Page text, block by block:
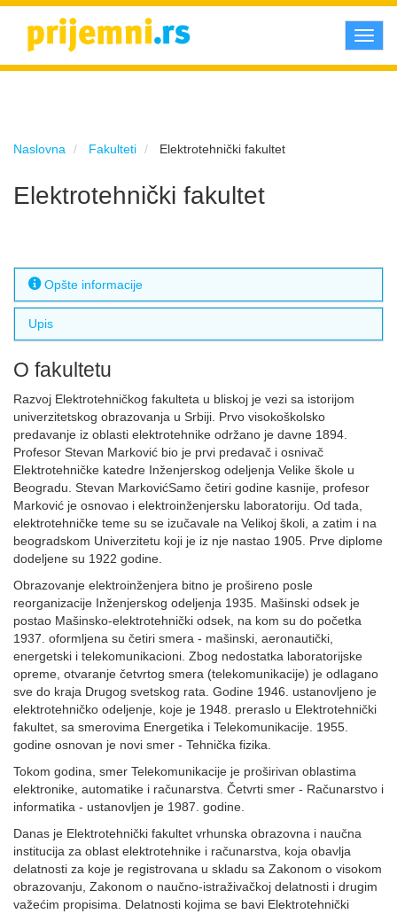
Naslovna Fakulteti Elektrotehnički fakultet
Elektrotehnički fakultet
Opšte informacije
Upis
O fakultetu
Razvoj Elektrotehničkog fakulteta u bliskoj je vezi sa istorijom
univerzitetskog obrazovanja u Srbiji. Prvo visokoškolsko
predavanje iz oblasti elektrotehnike održano je davne 1894.
Profesor Stevan Marković bio je prvi predavač i osnivač
Elektrotehničke katedre Inženjerskog odeljenja Velike škole u
Beogradu. Stevan MarkovićSamo četiri godine kasnije, profesor
Marković je osnovao i elektroinženjersku laboratoriju. Od tada,
elektrotehničke teme su se izučavale na Velikoj školi, a zatim i na
beogradskom Univerzitetu koji je iz nje nastao 1905. Prve diplome
dodeljene su 1922 godine.
Obrazovanje elektroinženjera bitno je prošireno posle
reorganizacije Inženjerskog odeljenja 1935. Mašinski odsek je
postao Mašinsko-elektrotehnički odsek, na kom su do početka
1937. oformljena su četiri smera - mašinski, aeronautički,
energetski i telekomunikacioni. Zbog nedostatka laboratorijske
opreme, otvaranje četvrtog smera (telekomunikacije) je odlagano
sve do kraja Drugog svetskog rata. Godine 1946. ustanovljeno je
elektrotehničko odeljenje, koje je 1948. preraslo u Elektrotehnički
fakultet, sa smerovima Energetika i Telekomunikacije. 1955.
godine osnovan je novi smer - Tehnička fizika.
Tokom godina, smer Telekomunikacije je proširivan oblastima
elektronike, automatike i računarstva. Četvrti smer - Računarstvo i
informatika - ustanovljen je 1987. godine.
Danas je Elektrotehnički fakultet vrhunska obrazovna i naučna
institucija za oblast elektrotehnike i računarstva, koja obavlja
delatnosti za koje je registrovana u skladu sa Zakonom o visokom
obrazovanju, Zakonom o naučno-istraživačkoj delatnosti i drugim
važećim propisima. Delatnosti kojima se bavi Elektrotehnički